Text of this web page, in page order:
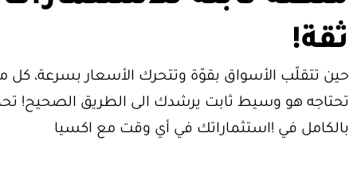
ثقة!
حين تتقلّب الأسواق بقوّة وتتحرك الأسعار بسرعة، كل
تحتاجه هو وسيط ثابت يرشدك الى الطريق الصحيح!
بالكامل في !استثماراتك في أي وقت مع اكسيا